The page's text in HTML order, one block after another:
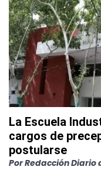
La Escuela
cargos de
postularse
PorRedacción Diario